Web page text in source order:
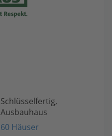
Schlüsselfertig,
Ausbauhaus
60 Häuser